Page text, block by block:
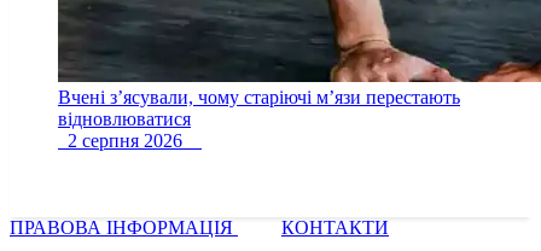
Вчені з’ясували, чому старіючі м’язи перестають
відновлюватися
2 серпня 2026
ПРАВОВА ІНФОРМАЦІЯ
КОНТАКТИ